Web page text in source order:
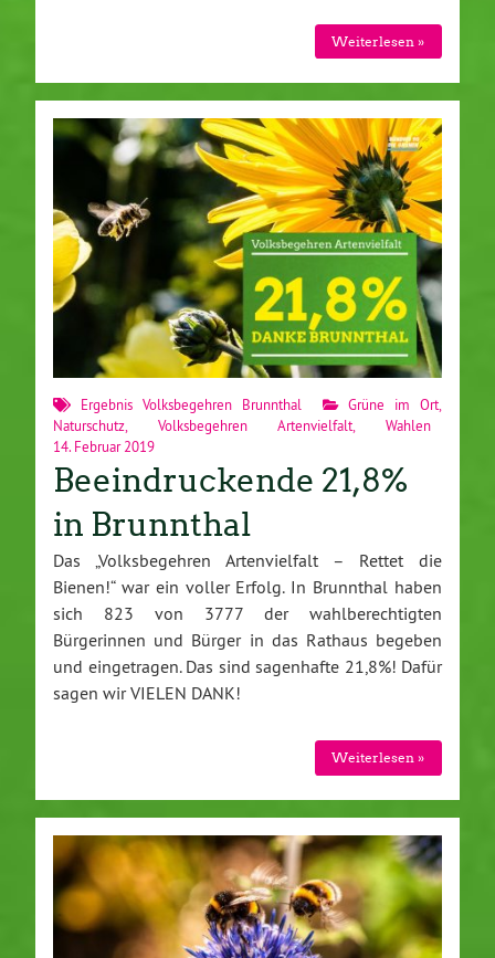
Weiterlesen »
Ergebnis Volksbegehren Brunnthal Grüne im Ort
Naturschutz
Volksbegehren Artenvielfalt ,Wahlen
14. Februar 2019
Beeindruckende 21,8%
in Brunnthal
Das „Volksbegehren Artenvielfalt – Rettet die
Bienen!“ war ein voller Erfolg. In Brunnthal haben
sich 823 von 3777 der wahlberechtigten
Bürgerinnen und Bürger in das Rathaus begeben
und eingetragen. Das sind sagenhafte 21,8%! Dafür
sagen wir VIELEN DANK!
Weiterlesen »